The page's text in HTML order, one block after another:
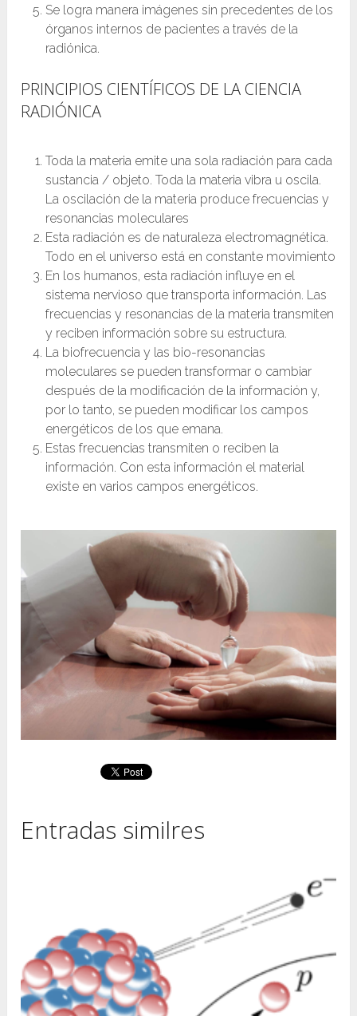
Se logra manera imágenes sin precedentes de los
órganos internos de pacientes a través de la
radiónica.
PRINCIPIOS CIENTÍFICOS DE LA CIENCIA
RADIÓNICA
Toda la materia emite una sola radiación para cada
sustancia / objeto. Toda la materia vibra u oscila.
La oscilación de la materia produce frecuencias y
resonancias moleculares
Esta radiación es de naturaleza electromagnética.
Todo en el universo está en constante movimiento
En los humanos, esta radiación influye en el
sistema nervioso que transporta información. Las
frecuencias y resonancias de la materia transmiten
y reciben información sobre su estructura.
La biofrecuencia y las bio-resonancias
moleculares se pueden transformar o cambiar
después de la modificación de la información y,
por lo tanto, se pueden modificar los campos
energéticos de los que emana.
Estas frecuencias transmiten o reciben la
información. Con esta información el material
existe en varios campos energéticos.
Entradas similres